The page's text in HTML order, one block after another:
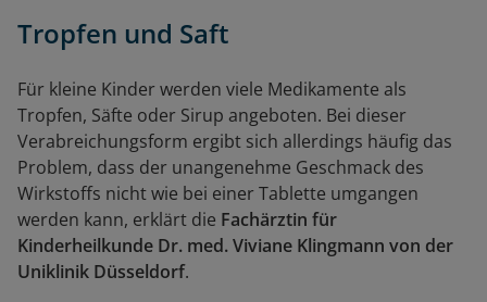
Tropfen und Saft
Für kleine Kinder werden viele Medikamente als
Tropfen, Säfte oder Sirup angeboten. Bei dieser
Verabreichungsform ergibt sich allerdings häufig das
Problem, dass der unangenehme Geschmack des
Wirkstoffs nicht wie bei einer Tablette umgangen
werden kann, erklärt die Fachärztin für
Kinderheilkunde Dr. med. Viviane Klingmann von der
Uniklinik Düsseldorf.